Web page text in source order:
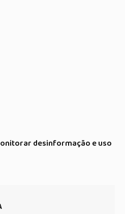
desinformação e uso